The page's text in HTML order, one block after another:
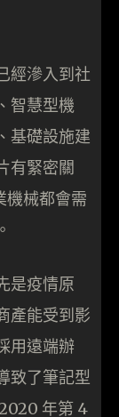
經滲入到社
智慧型機
基礎設施建
有緊密關
機械都會需
是疫情原
產能受到影
用遠端辦
致了筆記型
年第 4